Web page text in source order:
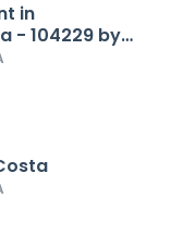
in
- 104229 by